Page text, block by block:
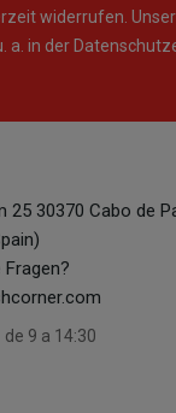
widerrufen.
in der
25 30370 Cabo de
9 a 14:30